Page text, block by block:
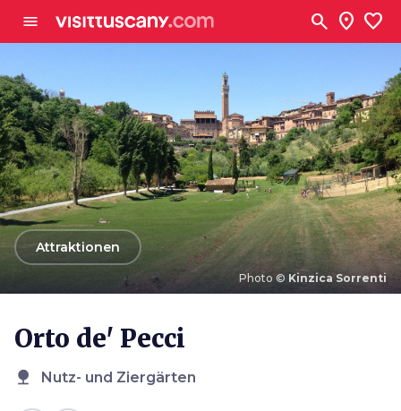
menu search location_on favorite
Photo © Kinzica Sorrenti
arrow_backAttraktionen
Orto de' Pecci
nature Nutz- und Ziergärten